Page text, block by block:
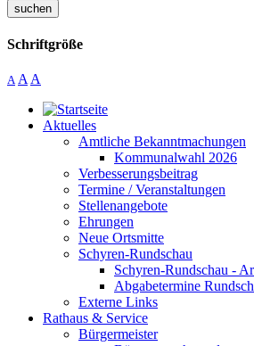
suchen
Schriftgröße
A A A
Aktuelles
Amtliche Bekanntmachungen
Kommunalwahl 2026
Verbesserungsbeitrag
Termine / Veranstaltungen
Stellenangebote
Ehrungen
Neue Ortsmitte
Schyren-Rundschau
Schyren-Rundschau -
Abgabetermine
Externe Links
Rathaus & Service
Bürgermeister